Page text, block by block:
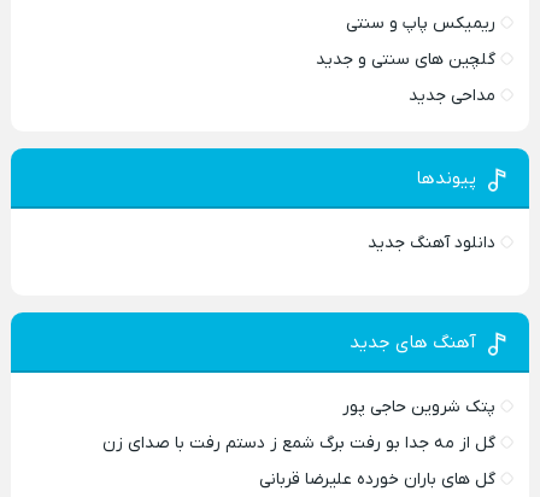
ریمیکس پاپ و سنتی
گلچین های سنتی و جدید
مداحی جدید
پیوندها
دانلود آهنگ جدید
آهنگ های جدید
پتک شروین حاجی پور
گل از مه جدا بو رفت برگ شمع ز دستم رفت با صدای زن
گل های باران خورده علیرضا قربانی